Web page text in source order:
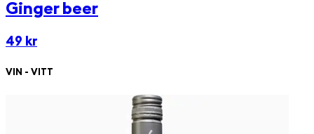
Ginger beer
49 kr
VIN - VITT